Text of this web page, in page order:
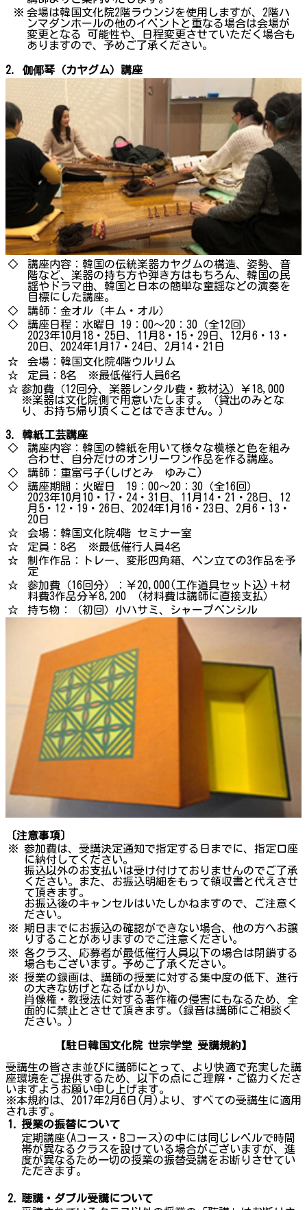
※ 会場は韓国文化院2階ラウンジを使用しますが、2階ハ
ンマダンホールの他のイベントと重なる場合は会場が
変更となる 可能性や、日程変更させていただく場合も
ありますので、予めご了承ください。
2. 伽倻琴（カヤグム）講座
◇
講座内容：韓国の伝統楽器カヤグムの構造、姿勢、音
階など、楽器の持ち方や弾き方はもちろん、韓国の民
謡やドラマ曲、韓国と日本の簡単な童謡などの演奏を
目標にした講座。
◇
講師：金オル（キム・オル）
◇
講座日程：水曜日 19：00～20：30（全12回）
2023年10月18・25日、11月8・15・29日、12月6・13・
20日、2024年1月17・24日、2月14・21日
☆
会場：韓国文化院4階ウルリム
☆
定員：8名 ※最低催行人員6名
☆ 参加費（12回分、楽器レンタル費・教材込）￥18,000
※楽器は文化院側で用意いたします。（貸出のみとな
り、お持ち帰り頂くことはできません。）
3. 韓紙工芸講座
◇
講座内容：韓国の韓紙を用いて様々な模様と色を組み
合わせ、自分だけのオンリーワン作品を作る講座。
◇
講師：重富弓子(しげとみ ゆみこ)
◇
講座期間：火曜日 19：00～20：30（全16回）
2023年10月10・17・24・31日、11月14・21・28日、12
月5・12・19・26日、2024年1月16・23日、2月6・13・
20日
☆
会場：韓国文化院4階 セミナー室
☆
定員：8名 ※最低催行人員4名
☆
制作作品：トレー、変形四角箱、ペン立ての3作品を予
定
☆
参加費（16回分）：￥20,000(工作道具セット込)＋材
料費3作品分￥8,200 （材料費は講師に直接支払）
☆
持ち物：（初回）小ハサミ、シャープペンシル
〔注意事項〕
※ 参加費は、受講決定通知で指定する日までに、指定口座
に納付してください。
振込以外のお支払いは受け付けておりませんのでご了承
ください。また、お振込明細をもって領収書と代えさせ
て頂きます。
お振込後のキャンセルはいたしかねますので、ご注意く
ださい。
※ 期日までにお振込の確認ができない場合、他の方へお譲
りすることがありますのでご注意ください。
※
各クラス、応募者が最低催行人員以下の場合は閉鎖する
場合もございます。予めご了承ください。
※ 授業の録画は、講師の授業に対する集中度の低下、進行
の大きな妨げとなるばかりか、
肖像権・教授法に対する著作権の侵害にもなるため、全
面的に禁止とさせて頂きます。(録音は講師にご相談く
ださい。)
【駐日韓国文化院 世宗学堂 受講規約】
受講生の皆さま並びに講師にとって、より快適で充実した講
座環境をご提供するため、以下の点にご理解・ご協力くださ
いますようお願い申し上げます。
※本規約は、2017年2月6日(月)より、すべての受講生に適用
されます。
1. 授業の振替について
定期講座(Aコース・Bコース)の中には同じレベルで時間
帯が異なるクラスを設けている場合がございますが、進
度が異なるため一切の授業の振替受講をお断りさせてい
ただきます。
2. 聴講・ダブル受講について